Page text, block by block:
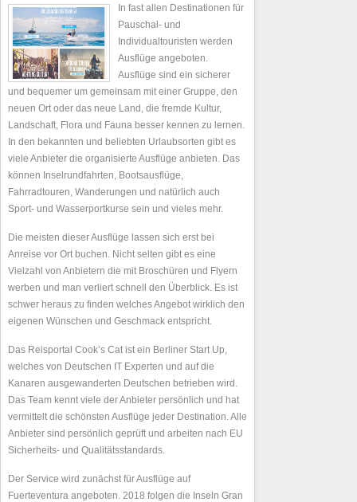
In fast allen Destinationen für
Pauschal- und
Individualtouristen werden
Ausflüge angeboten.
Ausflüge sind ein sicherer
und bequemer um gemeinsam mit einer Gruppe, den
neuen Ort oder das neue Land, die fremde Kultur,
Landschaft, Flora und Fauna besser kennen zu lernen.
In den bekannten und beliebten Urlaubsorten gibt es
viele Anbieter die organisierte Ausflüge anbieten. Das
können Inselrundfahrten, Bootsausflüge,
Fahrradtouren, Wanderungen und natürlich auch
Sport- und Wasserportkurse sein und vieles mehr.
Die meisten dieser Ausflüge lassen sich erst bei
Anreise vor Ort buchen. Nicht selten gibt es eine
Vielzahl von Anbietern die mit Broschüren und Flyern
werben und man verliert schnell den Überblick. Es ist
schwer heraus zu finden welches Angebot wirklich den
eigenen Wünschen und Geschmack entspricht.
Das Reisportal Cook’s Cat ist ein Berliner Start Up,
welches von Deutschen IT Experten und auf die
Kanaren ausgewanderten Deutschen betrieben wird.
Das Team kennt viele der Anbieter persönlich und hat
vermittelt die schönsten Ausflüge jeder Destination. Alle
Anbieter sind persönlich geprüft und arbeiten nach EU
Sicherheits- und Qualitätsstandards.
Der Service wird zunächst für Ausflüge auf
Fuerteventura angeboten. 2018 folgen die Inseln Gran